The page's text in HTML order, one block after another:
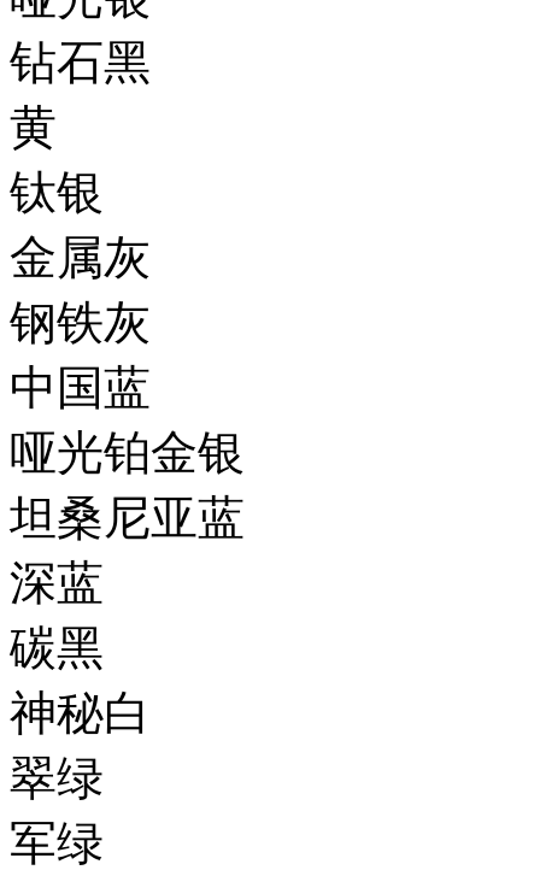
钻石黑
黄
钛银
金属灰
钢铁灰
中国蓝
哑光铂金银
坦桑尼亚蓝
深蓝
碳黑
神秘白
翠绿
军绿